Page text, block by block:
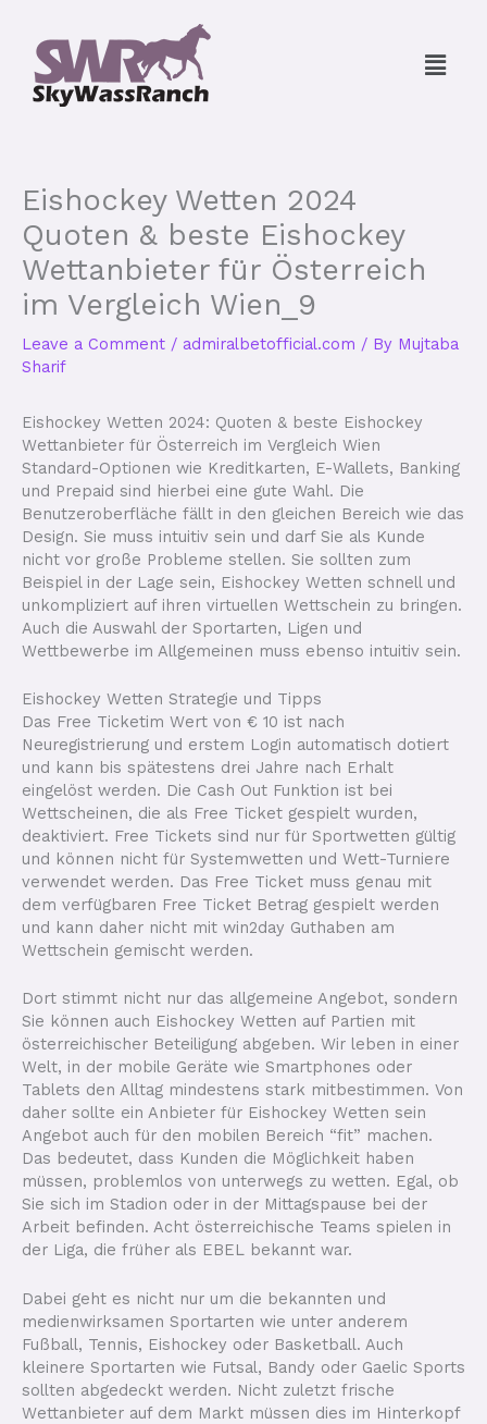
content
Menu
Eishockey Wetten 2024
Quoten & beste Eishockey
Wettanbieter für Österreich
im Vergleich Wien_9
Leave a Comment / admiralbetofficial.com / By Mujtaba
Sharif
Eishockey Wetten 2024: Quoten & beste Eishockey
Wettanbieter für Österreich im Vergleich Wien
Standard-Optionen wie Kreditkarten, E-Wallets, Banking
und Prepaid sind hierbei eine gute Wahl. Die
Benutzeroberfläche fällt in den gleichen Bereich wie das
Design. Sie muss intuitiv sein und darf Sie als Kunde
nicht vor große Probleme stellen. Sie sollten zum
Beispiel in der Lage sein, Eishockey Wetten schnell und
unkompliziert auf ihren virtuellen Wettschein zu bringen.
Auch die Auswahl der Sportarten, Ligen und
Wettbewerbe im Allgemeinen muss ebenso intuitiv sein.
Eishockey Wetten Strategie und Tipps
Das Free Ticketim Wert von € 10 ist nach
Neuregistrierung und erstem Login automatisch dotiert
und kann bis spätestens drei Jahre nach Erhalt
eingelöst werden. Die Cash Out Funktion ist bei
Wettscheinen, die als Free Ticket gespielt wurden,
deaktiviert. Free Tickets sind nur für Sportwetten gültig
und können nicht für Systemwetten und Wett-Turniere
verwendet werden. Das Free Ticket muss genau mit
dem verfügbaren Free Ticket Betrag gespielt werden
und kann daher nicht mit win2day Guthaben am
Wettschein gemischt werden.
Dort stimmt nicht nur das allgemeine Angebot, sondern
Sie können auch Eishockey Wetten auf Partien mit
österreichischer Beteiligung abgeben. Wir leben in einer
Welt, in der mobile Geräte wie Smartphones oder
Tablets den Alltag mindestens stark mitbestimmen. Von
daher sollte ein Anbieter für Eishockey Wetten sein
Angebot auch für den mobilen Bereich “fit” machen.
Das bedeutet, dass Kunden die Möglichkeit haben
müssen, problemlos von unterwegs zu wetten. Egal, ob
Sie sich im Stadion oder in der Mittagspause bei der
Arbeit befinden. Acht österreichische Teams spielen in
der Liga, die früher als EBEL bekannt war.
Dabei geht es nicht nur um die bekannten und
medienwirksamen Sportarten wie unter anderem
Fußball, Tennis, Eishockey oder Basketball. Auch
kleinere Sportarten wie Futsal, Bandy oder Gaelic Sports
sollten abgedeckt werden. Nicht zuletzt frische
Wettanbieter auf dem Markt müssen dies im Hinterkopf